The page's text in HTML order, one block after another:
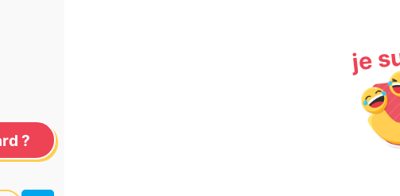
je
?